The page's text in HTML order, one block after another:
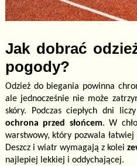
Jak dobrać
pogody?
Odzież do biegania powinna
ale jednocześnie nie może
skóry. Podczas ciepłych dni
ochrona przed słońcem. W
warstwowy, który pozwala
Deszcz i wiatr wymagają z kolei
najlepiej lekkiej i oddychającej.